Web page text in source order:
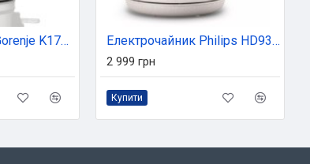
Електрочайник Gorenje K17DS Електрочайник Philips HD9365/10
2 999 грн
Купити